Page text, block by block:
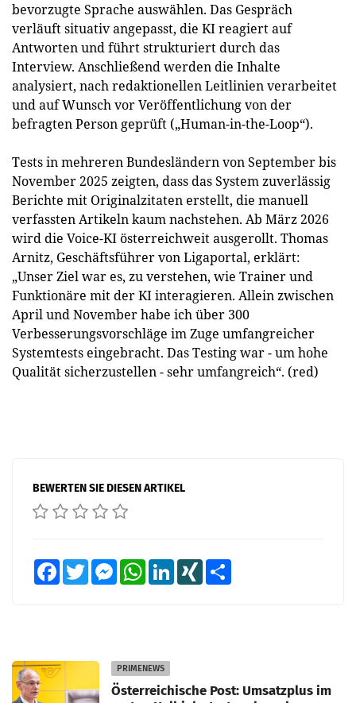
bevorzugte Sprache auswählen. Das Gespräch
verläuft situativ angepasst, die KI reagiert auf
Antworten und führt strukturiert durch das
Interview. Anschließend werden die Inhalte
analysiert, nach redaktionellen Leitlinien verarbeitet
und auf Wunsch vor Veröffentlichung von der
befragten Person geprüft („Human-in-the-Loop“).
Tests in mehreren Bundesländern von September bis
November 2025 zeigten, dass das System zuverlässig
Berichte mit Originalzitaten erstellt, die manuell
verfassten Artikeln kaum nachstehen. Ab März 2026
wird die Voice-KI österreichweit ausgerollt. Thomas
Arnitz, Geschäftsführer von Ligaportal, erklärt:
„Unser Ziel war es, zu verstehen, wie Trainer und
Funktionäre mit der KI interagieren. Allein zwischen
April und November habe ich über 300
Verbesserungsvorschläge im Zuge umfangreicher
Systemtests eingebracht. Das Testing war - um hohe
Qualität sicherzustellen - sehr umfangreich“. (red)
BEWERTEN SIE DIESEN ARTIKEL
FacebookTwitter MessengerWhatsAppLinkedInXING
PRIMENEWS
Österreichische Post: Umsatzplus im